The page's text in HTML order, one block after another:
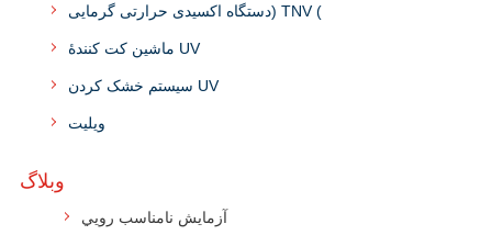
دستگاه اکسیدی حرارتی گرمایی) TNV (
ماشین کت کنندۀ UV
سیستم خشک کردن UV
ویلیت
وبلاگ
آزمايش نامناسب رويي